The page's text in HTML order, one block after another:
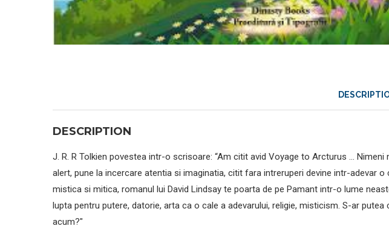
DESCRIPTION
J. R. R Tolkien povestea intr-o scrisoare: “Am citit avid Voyage to Arcturus …
alert, pune la incercare atentia si imaginatia, citit fara intreruperi devine intr-adevar
mistica si mitica, romanul lui David Lindsay te poarta de pe Pamant intr-o lume
lupta pentru putere, datorie, arta ca o cale a adevarului, religie, misticism. S-ar
acum?"